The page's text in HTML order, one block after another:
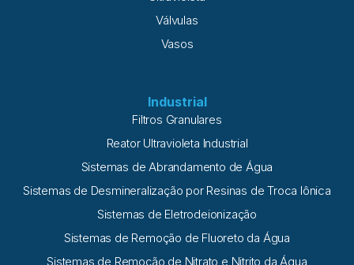
Válvulas
Vasos
Industrial
Filtros Granulares
Reator Ultravioleta Industrial
Sistemas de Abrandamento de Água
Sistemas de Desmineralização por Resinas de Troca Iônica
Sistemas de Eletrodeionização
Sistemas de Remoção de Fluoreto da Água
Sistemas de Remoção de Nitrato e Nitrito da Água